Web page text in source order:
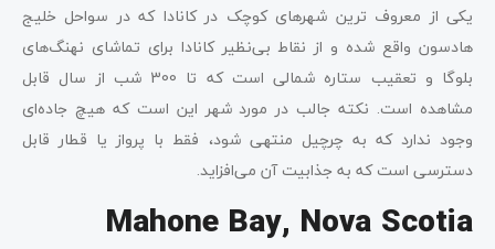
یکی از معروف ترین شهرهای کوچک در کانادا که در سواحل خلیج
هادسون واقع شده و از نقاط بی‌نظیر کانادا برای تماشای نهنگ‌های
بلوگا و تعقیب ستاره شمالی است که تا 300 شب از سال قابل
مشاهده است. نکته جالب در مورد شهر این است که هیچ جاده‌ای
وجود ندارد که به چرچیل منتهی شود، فقط با پرواز یا قطار قابل
دسترسی است که به جذابیت آن می‌افزاید.
Mahone Bay, Nova Scotia